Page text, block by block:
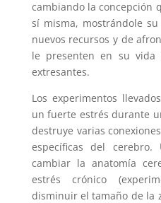
cambiando la concepción
sí misma, mostrándole
nuevos recursos y de
le presenten en su
extresantes.
Los experimentos
un fuerte estrés durante
destruye varias
específicas del
cambiar la anatomía
estrés crónico
disminuir el tamaño de la